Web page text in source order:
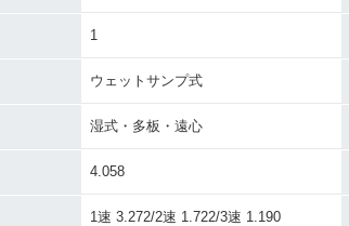
1
ウェットサンプ式
湿式・多板・遠心
4.058
1速 3.272/2速 1.722/3速 1.190